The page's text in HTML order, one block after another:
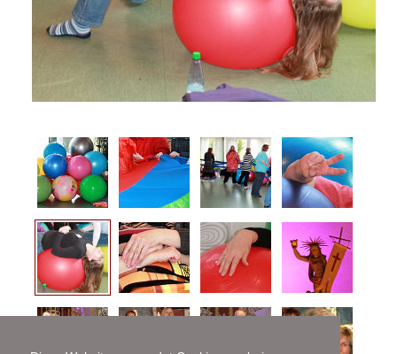
Konzerttermine
Info für Veranstalter
Audio
Bildergalerien
Vita
Presse
Kontakt
AGB (PDF)